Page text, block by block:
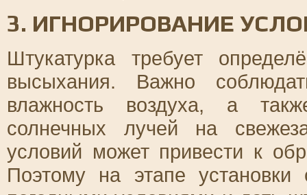
3. ИГНОРИРОВАНИЕ
Штукатурка требует
высыхания. Важно
влажность воздуха, а
солнечных лучей на
условий может привести к
Поэтому на этапе установки